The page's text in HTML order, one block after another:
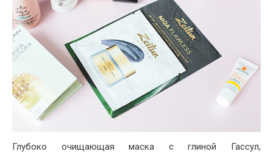
Глубоко очищающая маска с глиной Гассул,